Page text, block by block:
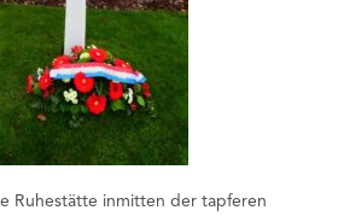
Ruhestätte inmitten der tapferen